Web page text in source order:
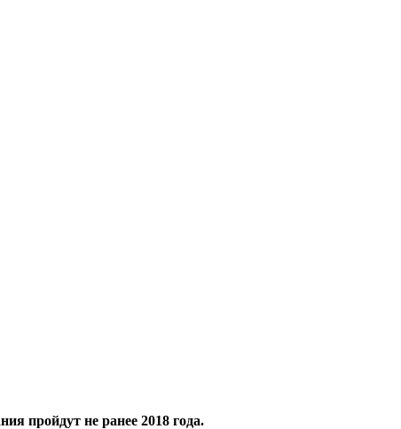
пройдут не ранее 2018 года.